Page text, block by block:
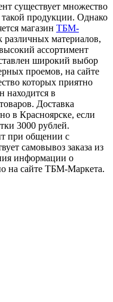
существует множество
продукции. Однако
магазин ТБМ-
материалов,
ассортимент
широкий выбор
проемов, на сайте
которых приятно
находится в
Доставка
в Красноярске, если
3000 рублей.
при общении с
самовывоз заказа из
информации о
на сайте ТБМ-Маркета.